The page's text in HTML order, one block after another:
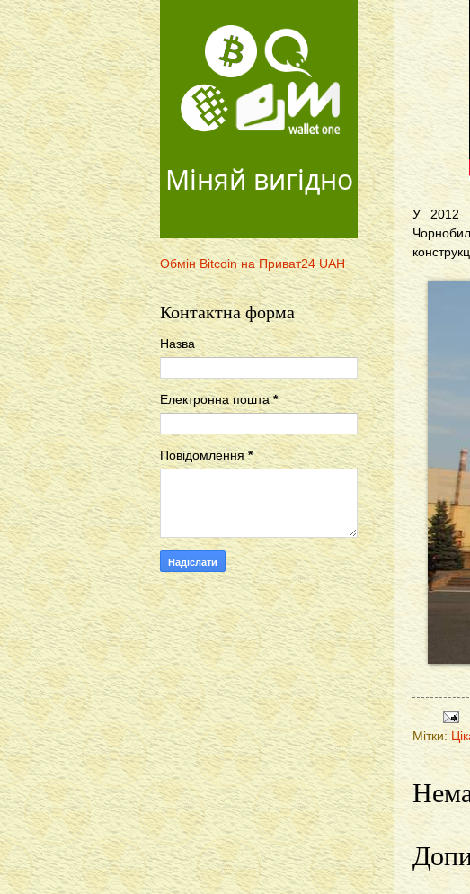
У 2012
Мітки:
Міняй вигідно
Обмін Bitcoin на Приват24 UAH
Контактна форма
Назва
Електронна пошта*
Повідомлення*